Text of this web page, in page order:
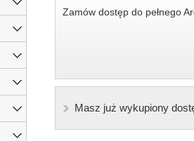
Zamów dostęp do pełnego
Masz już wykupiony